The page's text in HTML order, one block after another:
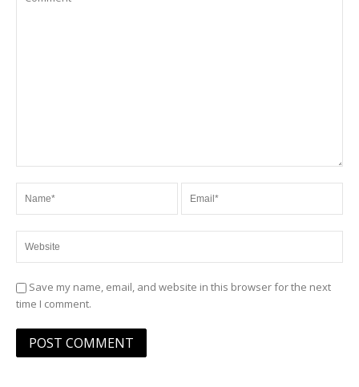
Save my name, email, and website in this browser for the next
time I comment.